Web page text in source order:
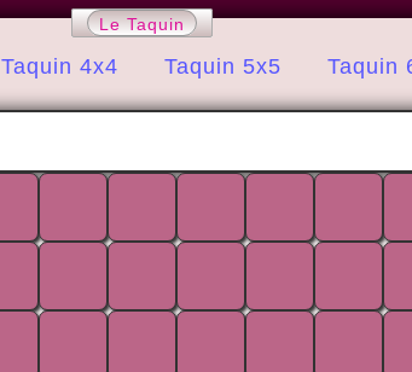
Le Taquin
Taquin 4x4 Taquin 5x5 Taquin